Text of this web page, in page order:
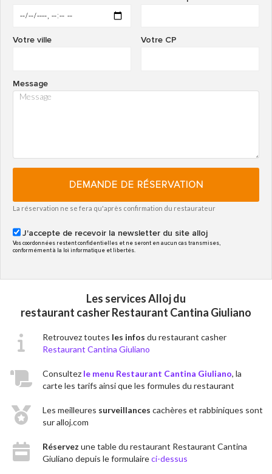
Votre CP
Votre ville
Message
DEMANDE DE RÉSERVATION
La réservation ne se fera qu'après confirmation du restaurateur
J'accepte de recevoir la newsletter du site alloj
Vos coordonnées restent confidentielles et ne seront en aucun cas transmises,
conformément à la loi informatique et libertés.
Les services Alloj du
restaurant casher Restaurant Cantina Giuliano
Retrouvez toutes les infos du restaurant casher
Restaurant Cantina Giuliano
Consultez le menu Restaurant Cantina Giuliano, la
carte les tarifs ainsi que les formules du restaurant
Les meilleures surveillances cachères et rabbiniques sont
sur alloj.com
Réservez une table du restaurant Restaurant Cantina
Giuliano depuis le formulaireci-dessus